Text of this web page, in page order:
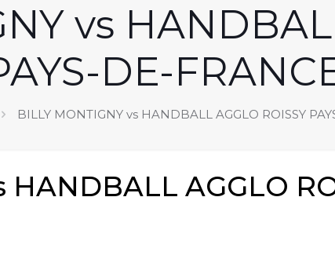
vs
DE-
BILLY MONTIGNY vs HANDBALL AGGLO ROISSY
HANDBALL AGGLO